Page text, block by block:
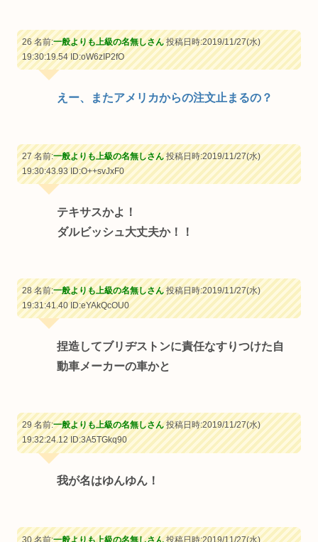
26 名前:一般よりも上級の名無しさん投稿日時:2019/11/27(水)
19:30:19.54ID:oW6zIP2fO
えー、またアメリカからの注文止まるの？
27 名前:一般よりも上級の名無しさん投稿日時:2019/11/27(水)
19:30:43.93ID:O++svJxF0
テキサスかよ！
ダルビッシュ大丈夫か！！
28 名前:一般よりも上級の名無しさん投稿日時:2019/11/27(水)
19:31:41.40ID:eYAkQcOU0
捏造してブリヂストンに責任なすりつけた自
動車メーカーの車かと
29 名前:一般よりも上級の名無しさん投稿日時:2019/11/27(水)
19:32:24.12ID:3A5TGkq90
我が名はゆんゆん！
30 名前:一般よりも上級の名無しさん投稿日時:2019/11/27(水)